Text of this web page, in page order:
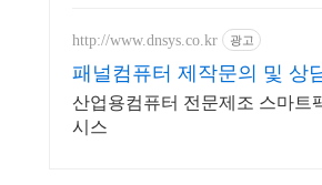
http://www.dnsys.co.kr 광고
패널컴퓨터 제작문의 및 상
산업용컴퓨터 전문제조 스마트
시스